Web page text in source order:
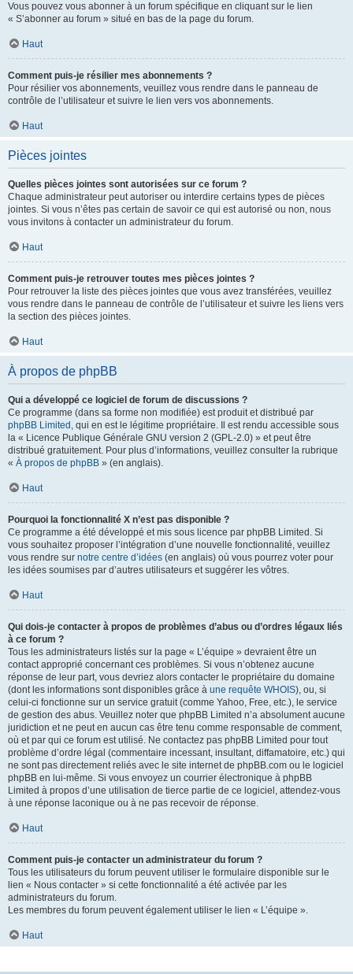
Vous pouvez vous abonner à un forum spécifique en cliquant sur le lien
« S’abonner au forum » situé en bas de la page du forum.
Haut
Comment puis-je résilier mes abonnements ?
Pour résilier vos abonnements, veuillez vous rendre dans le panneau de
contrôle de l’utilisateur et suivre le lien vers vos abonnements.
Haut
Pièces jointes
Quelles pièces jointes sont autorisées sur ce forum ?
Chaque administrateur peut autoriser ou interdire certains types de pièces
jointes. Si vous n’êtes pas certain de savoir ce qui est autorisé ou non, nous
vous invitons à contacter un administrateur du forum.
Haut
Comment puis-je retrouver toutes mes pièces jointes ?
Pour retrouver la liste des pièces jointes que vous avez transférées, veuillez
vous rendre dans le panneau de contrôle de l’utilisateur et suivre les liens vers
la section des pièces jointes.
Haut
À propos de phpBB
Qui a développé ce logiciel de forum de discussions ?
Ce programme (dans sa forme non modifiée) est produit et distribué par
phpBB Limited , qui en est le légitime propriétaire. Il est rendu accessible sous
la « Licence Publique Générale GNU version 2 (GPL-2.0) » et peut être
distribué gratuitement. Pour plus d’informations, veuillez consulter la rubrique
« À propos de phpBB » (en anglais).
Haut
Pourquoi la fonctionnalité X n’est pas disponible ?
Ce programme a été développé et mis sous licence par phpBB Limited. Si
vous souhaitez proposer l’intégration d’une nouvelle fonctionnalité, veuillez
vous rendre sur notre centre d’idées (en anglais) où vous pourrez voter pour
les idées soumises par d’autres utilisateurs et suggérer les vôtres.
Haut
Qui dois-je contacter à propos de problèmes d’abus ou d’ordres légaux liés
à ce forum ?
Tous les administrateurs listés sur la page « L’équipe » devraient être un
contact approprié concernant ces problèmes. Si vous n’obtenez aucune
réponse de leur part, vous devriez alors contacter le propriétaire du domaine
(dont les informations sont disponibles grâce à une requête WHOIS), ou, si
celui-ci fonctionne sur un service gratuit (comme Yahoo, Free, etc.), le service
de gestion des abus. Veuillez noter que phpBB Limited n’a absolument aucune
juridiction et ne peut en aucun cas être tenu comme responsable de comment,
où et par qui ce forum est utilisé. Ne contactez pas phpBB Limited pour tout
problème d’ordre légal (commentaire incessant, insultant, diffamatoire, etc.) qui
ne sont pas directement reliés avec le site internet de phpBB.com ou le logiciel
phpBB en lui-même. Si vous envoyez un courrier électronique à phpBB
Limited à propos d’une utilisation de tierce partie de ce logiciel, attendez-vous
à une réponse laconique ou à ne pas recevoir de réponse.
Haut
Comment puis-je contacter un administrateur du forum ?
Tous les utilisateurs du forum peuvent utiliser le formulaire disponible sur le
lien « Nous contacter » si cette fonctionnalité a été activée par les
administrateurs du forum.
Les membres du forum peuvent également utiliser le lien « L’équipe ».
Haut